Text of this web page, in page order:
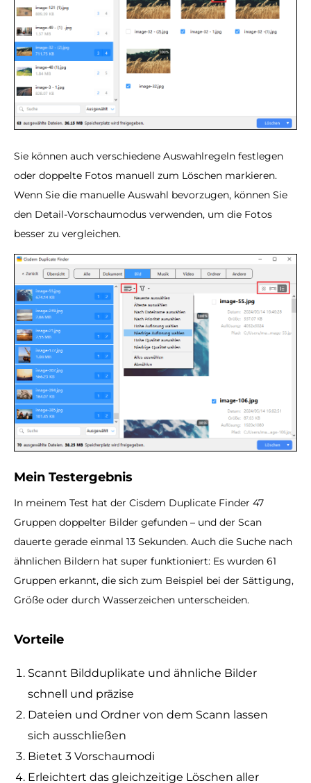
Sie können auch verschiedene Auswahlregeln festlegen
oder doppelte Fotos manuell zum Löschen markieren.
Wenn Sie die manuelle Auswahl bevorzugen, können Sie
den Detail-Vorschaumodus verwenden, um die Fotos
besser zu vergleichen.
Mein Testergebnis
In meinem Test hat der Cisdem Duplicate Finder 47
Gruppen doppelter Bilder gefunden – und der Scan
dauerte gerade einmal 13 Sekunden. Auch die Suche nach
ähnlichen Bildern hat super funktioniert: Es wurden 61
Gruppen erkannt, die sich zum Beispiel bei der Sättigung,
Größe oder durch Wasserzeichen unterscheiden.
Vorteile
Scannt Bildduplikate und ähnliche Bilder
schnell und präzise
Dateien und Ordner von dem Scann lassen
sich ausschließen
Bietet 3 Vorschaumodi
Erleichtert das gleichzeitige Löschen aller